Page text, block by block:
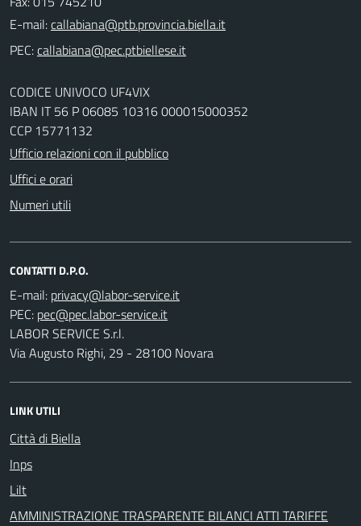
E-mail:
PEC:
CODICE UNIVOCO UF4VIX
IBAN IT 56 P 06085 10316 000015000352
CCP 15771132
Ufficio relazioni con il pubblico
Uffici e orari
Numeri utili
CONTATTI D.P.O.
E-mail:
PEC:
LABOR SERVICE S.r.l.
Via Augusto Righi, 29 - 28100 Novara
LINK UTILI
Città di Biella
Inps
Lilt
AMMINISTRAZIONE TRASPARENTE BILANCI ATTI TARIFFE